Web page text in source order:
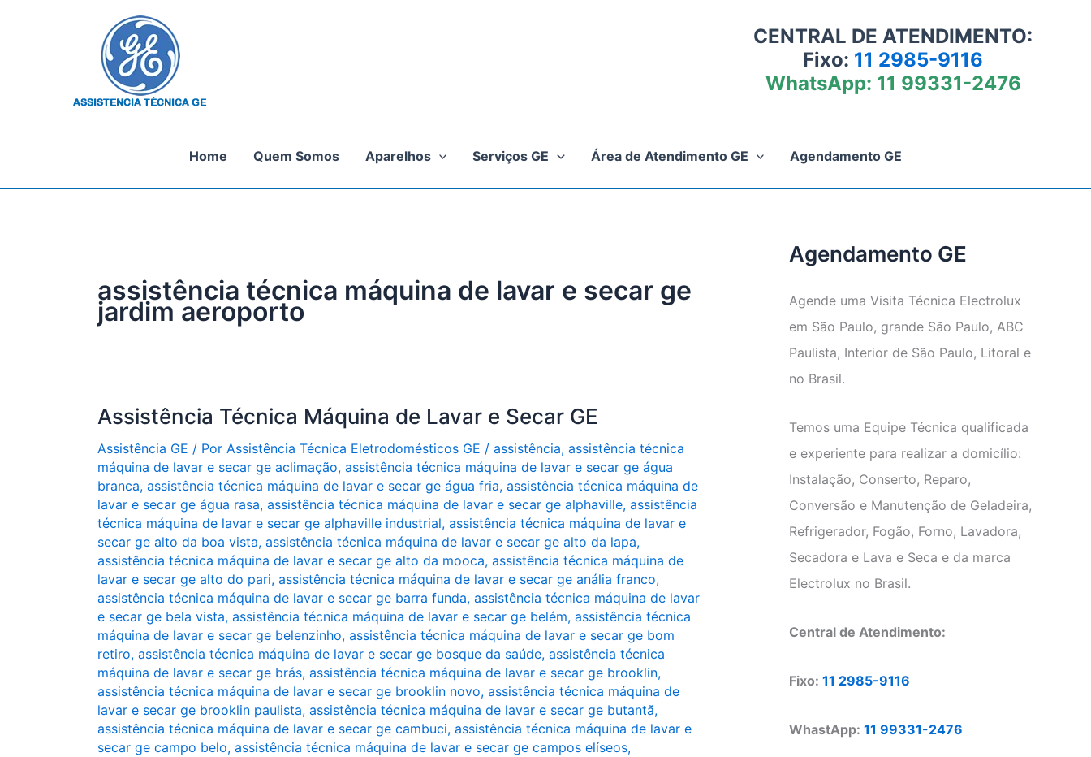
CENTRAL DE ATENDIMENTO:
Fixo: 11 2985-9116
WhatsApp: 11 99331-2476
Home Quem Somos Aparelhos Serviços GE Área de Atendimento GE Agendamento GE
assistência técnica máquina de lavar e secar ge
jardim aeroporto
Assistência Técnica Máquina de Lavar e Secar GE
Assistência GE / Por Assistência Técnica Eletrodomésticos GE / assistência, assistência técnica
máquina de lavar e secar ge aclimação, assistência técnica máquina de lavar e secar ge água
branca, assistência técnica máquina de lavar e secar ge água fria, assistência técnica máquina de
lavar e secar ge água rasa, assistência técnica máquina de lavar e secar ge alphaville, assistência
técnica máquina de lavar e secar ge alphaville industrial, assistência técnica máquina de lavar e
secar ge alto da boa vista, assistência técnica máquina de lavar e secar ge alto da lapa,
assistência técnica máquina de lavar e secar ge alto da mooca, assistência técnica máquina de
lavar e secar ge alto do pari, assistência técnica máquina de lavar e secar ge anália franco,
assistência técnica máquina de lavar e secar ge barra funda, assistência técnica máquina de lavar
e secar ge bela vista, assistência técnica máquina de lavar e secar ge belém, assistência técnica
máquina de lavar e secar ge belenzinho, assistência técnica máquina de lavar e secar ge bom
retiro, assistência técnica máquina de lavar e secar ge bosque da saúde, assistência técnica
máquina de lavar e secar ge brás, assistência técnica máquina de lavar e secar ge brooklin,
assistência técnica máquina de lavar e secar ge brooklin novo, assistência técnica máquina de
lavar e secar ge brooklin paulista, assistência técnica máquina de lavar e secar ge butantã,
assistência técnica máquina de lavar e secar ge cambuci, assistência técnica máquina de lavar e
secar ge campo belo, assistência técnica máquina de lavar e secar ge campos elíseos,
Agendamento GE
Agende uma Visita Técnica Electrolux
em São Paulo, grande São Paulo, ABC
Paulista, Interior de São Paulo, Litoral e
no Brasil.
Temos uma Equipe Técnica qualificada
e experiente para realizar a domicílio:
Instalação, Conserto, Reparo,
Conversão e Manutenção de Geladeira,
Refrigerador, Fogão, Forno, Lavadora,
Secadora e Lava e Seca e da marca
Electrolux no Brasil.
Central de Atendimento:
Fixo: 11 2985-9116
WhastApp: 11 99331-2476